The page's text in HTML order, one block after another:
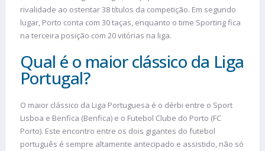
rivalidade ao ostentar 38 títulos da competição. Em segundo
lugar, Porto conta com 30 taças, enquanto o time Sporting fica
na terceira posição com 20 vitórias na liga.
Qual é o maior clássico da Liga
Portugal?
O maior clássico da Liga Portuguesa é o dérbi entre o Sport
Lisboa e Benfica (Benfica) e o Futebol Clube do Porto (FC
Porto). Este encontro entre os dois gigantes do futebol
português é sempre altamente antecipado e assistido, não só